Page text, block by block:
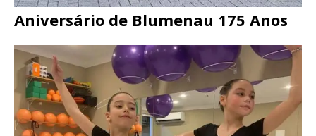
Aniversário de Blumenau 175 Anos